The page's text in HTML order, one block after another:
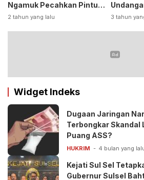
Ngamuk Pecahkan Pintu
Kaca Kantor
2 tahun yang lalu
DPP
3 tahun
Widget Indeks
Dugaan Jaringan
Terbongkar Skandal
Puang ASS?
HUKRIM 4 bulan yang
Kejati Sul Sel
Gubernur Sulsel